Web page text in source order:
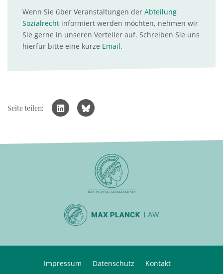
Wenn Sie über Veranstaltungen der Abteilung
Sozialrecht informiert werden möchten, nehmen wir
Sie gerne in unseren Verteiler auf. Schreiben Sie uns
hierfür bitte eine kurze Email.
Seite teilen:
Impressum Datenschutz Kontakt